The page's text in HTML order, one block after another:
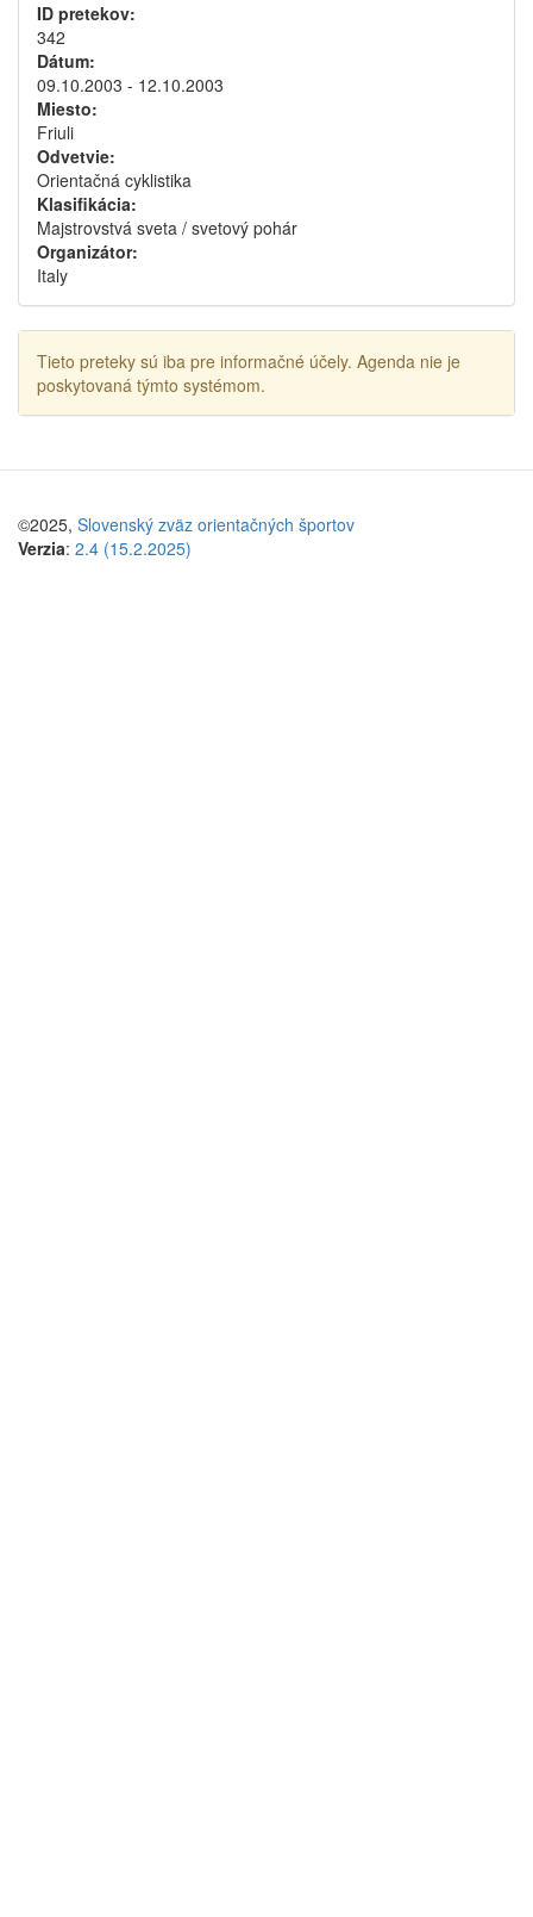
ID pretekov:
342
Dátum:
09.10.2003 - 12.10.2003
Miesto:
Friuli
Odvetvie:
Orientačná cyklistika
Klasifikácia:
Majstrovstvá sveta / svetový pohár
Organizátor:
Italy
Tieto preteky sú iba pre informačné účely. Agenda nie je
poskytovaná týmto systémom.
©2025, Slovenský zväz orientačných športov
Verzia: 2.4 (15.2.2025)